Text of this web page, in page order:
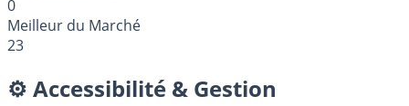
0
Meilleur du Marché
23
⚙️ Accessibilité & Gestion